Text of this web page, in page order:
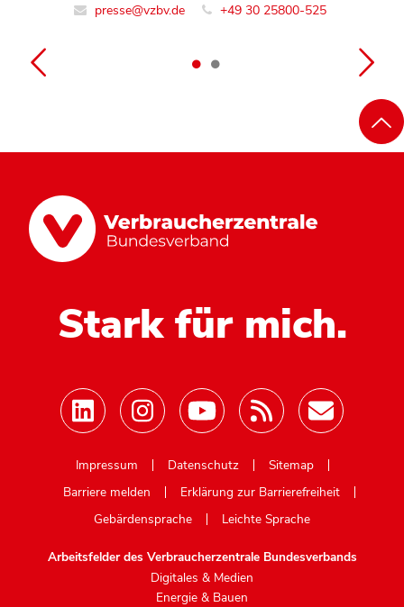
presse@vzbv.de +49 30 25800-525
info@vzbv.de +49 30 258 00-0
Stark für mich.
Impressum
Datenschutz
Sitemap
Barriere melden
Erklärung zur Barrierefreiheit
Gebärdensprache
Leichte Sprache
Arbeitsfelder des Verbraucherzentrale Bundesverbands
Digitales & Medien
Energie & Bauen